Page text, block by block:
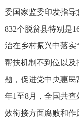
委国家监委印发指导
832个脱贫县特别是
治在乡村振兴中落实
帮扶机制不到位以及
题，促进党中央惠民
年1至8月，全国共
效衔接方面腐败和作